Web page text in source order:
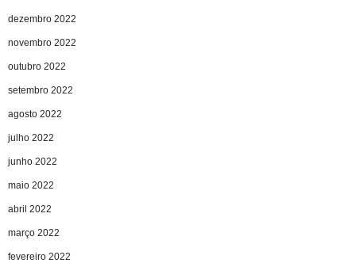
dezembro 2022
novembro 2022
outubro 2022
setembro 2022
agosto 2022
julho 2022
junho 2022
maio 2022
abril 2022
março 2022
fevereiro 2022